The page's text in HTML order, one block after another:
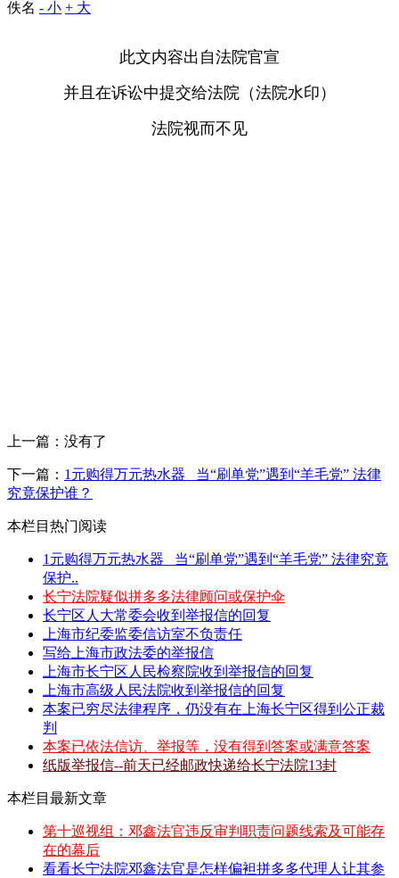
佚名 - 小 + 大
此文内容出自法院官宣
并且在诉讼中提交给法院（法院水印）
法院视而不见
上一篇：没有了
下一篇： 1元购得万元热水器 _当“刷单党”遇到“羊毛党” 法律
究竟保护谁？
本栏目热门阅读
1元购得万元热水器 _当“刷单党”遇到“羊毛党” 法律究竟
保护..
长宁法院疑似拼多多法律顾问或保护伞
长宁区人大常委会收到举报信的回复
上海市纪委监委信访室不负责任
写给上海市政法委的举报信
上海市长宁区人民检察院收到举报信的回复
上海市高级人民法院收到举报信的回复
本案已穷尽法律程序，仍没有在上海长宁区得到公正裁
判
本案已依法信访、举报等，没有得到答案或满意答案
纸版举报信--前天已经邮政快递给长宁法院13封
本栏目最新文章
第十巡视组：邓鑫法官违反审判职责问题线索及可能存
在的幕后
看看长宁法院邓鑫法官是怎样偏袒拼多多代理人让其参